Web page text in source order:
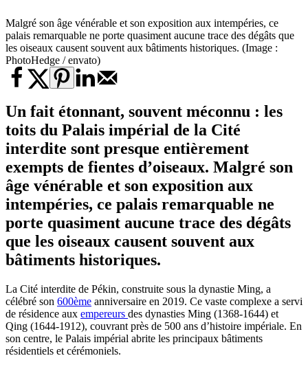
Malgré son âge vénérable et son exposition aux intempéries, ce
palais remarquable ne porte quasiment aucune trace des dégâts que
les oiseaux causent souvent aux bâtiments historiques. (Image :
PhotoHedge / envato)
Un fait étonnant, souvent méconnu : les
toits du Palais impérial de la Cité
interdite sont presque entièrement
exempts de fientes d’oiseaux. Malgré son
âge vénérable et son exposition aux
intempéries, ce palais remarquable ne
porte quasiment aucune trace des dégâts
que les oiseaux causent souvent aux
bâtiments historiques.
La Cité interdite de Pékin, construite sous la dynastie Ming, a
célébré son 600ème anniversaire en 2019. Ce vaste complexe a servi
de résidence aux empereurs des dynasties Ming (1368-1644) et
Qing (1644-1912), couvrant près de 500 ans d’histoire impériale. En
son centre, le Palais impérial abrite les principaux bâtiments
résidentiels et cérémoniels.